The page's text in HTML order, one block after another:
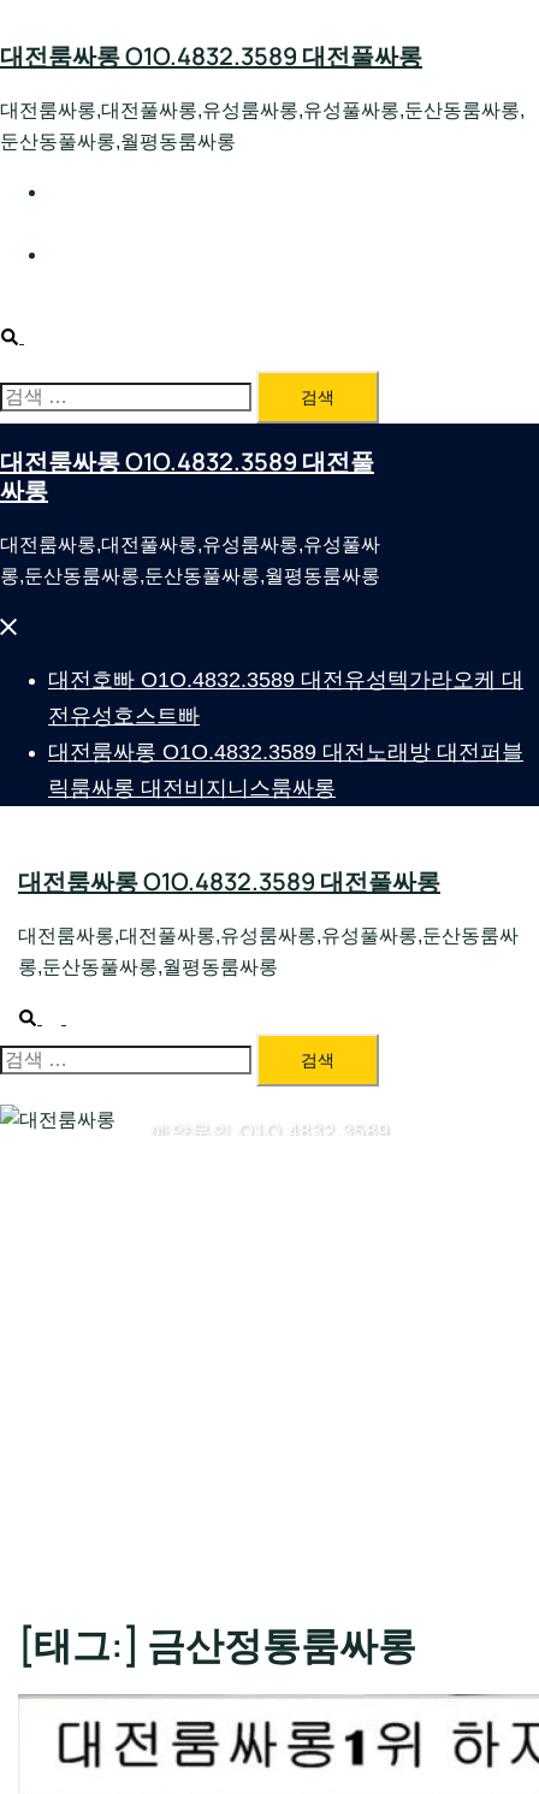
to
대전룸싸롱 O1O.4832.3589 대전풀싸롱
대전룸싸롱,대전풀싸롱,유성룸싸롱,유성풀싸롱,둔산동룸싸롱,
둔산동풀싸롱,월평동룸싸롱
Search
검
색:
대전룸싸롱 O1O.4832.3589 대전풀
싸롱
대전룸싸롱,대전풀싸롱,유성룸싸롱,유성풀싸
롱,둔산동룸싸롱,둔산동풀싸롱,월평동룸싸롱
Close
대전호빠 O1O.4832.3589 대전유성텍가라오케 대
전유성호스트빠
대전룸싸롱 O1O.4832.3589 대전노래방 대전퍼블
릭룸싸롱 대전비지니스룸싸롱
대전룸싸롱 O1O.4832.3589 대전풀싸롱
대전룸싸롱,대전풀싸롱,유성룸싸롱,유성풀싸롱,둔산동룸싸
롱,둔산동풀싸롱,월평동룸싸롱
Search
menu
검
대전룸싸롱 1위 하지원팀장
예약문의 O1O.4832.3589
[태그:] 금산정통룸싸롱